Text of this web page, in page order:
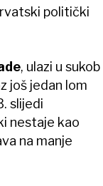
politički
, ulazi u sukob
još jedan lom
slijedi
nestaje kao
na manje